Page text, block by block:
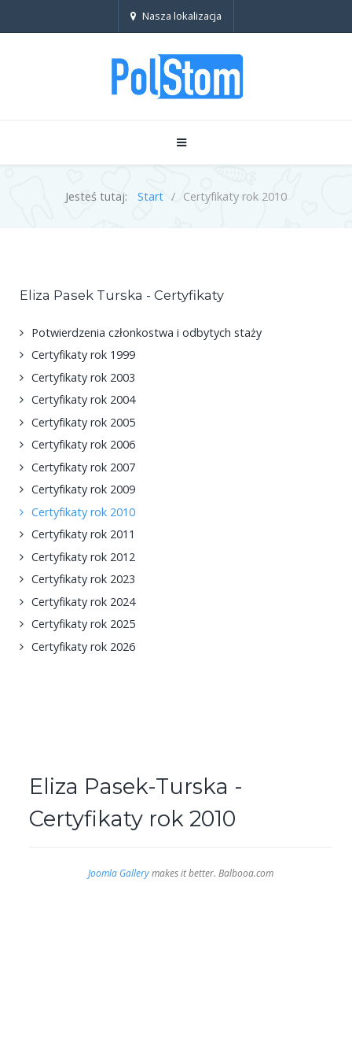
Nasza lokalizacja
Jesteś tutaj: Start Certyfikaty rok 2010
Eliza Pasek Turska - Certyfikaty
Potwierdzenia członkostwa i odbytych staży
Certyfikaty rok 1999
Certyfikaty rok 2003
Certyfikaty rok 2004
Certyfikaty rok 2005
Certyfikaty rok 2006
Certyfikaty rok 2007
Certyfikaty rok 2009
Certyfikaty rok 2010
Certyfikaty rok 2011
Certyfikaty rok 2012
Certyfikaty rok 2023
Certyfikaty rok 2024
Certyfikaty rok 2025
Certyfikaty rok 2026
Eliza Pasek-Turska -
Certyfikaty rok 2010
Joomla Gallerymakes it better. Balbooa.com